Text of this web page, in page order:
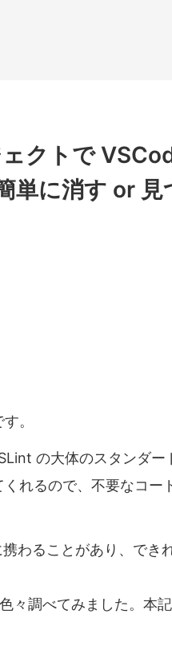
クトで
単に消す or 見
。
の大体のスタンダー
れるので、不要なコー
わることがあり、でき
々調べてみました。本